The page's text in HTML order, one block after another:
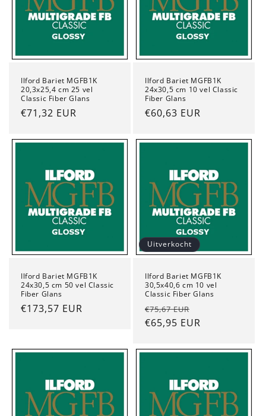
Ilford Bariet MGFB1K
20,3x25,4 cm 25 vel
Classic Fiber Glans
Normale
€71,32 EUR
Ilford Bariet MGFB1K
24x30,5 cm 10 vel Classic
Fiber Glans
Normale
€60,63 EUR
Ilford Bariet MGFB1K
24x30,5 cm 50 vel Classic
Fiber Glans
Normale
€173,57 EUR
Uitverkocht
Ilford Bariet MGFB1K
30,5x40,6 cm 10 vel
Classic Fiber Glans
Normale
prijs
€75,67 EUR
€65,95 EUR